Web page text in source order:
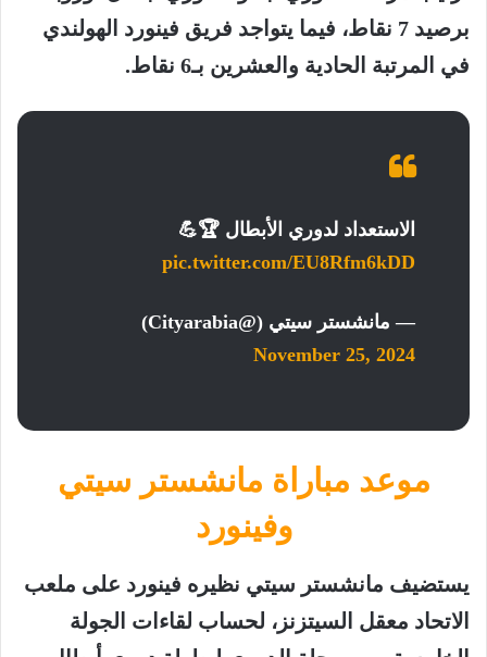
برصيد 7 نقاط، فيما يتواجد فريق فينورد الهولندي
في المرتبة الحادية والعشرين بـ6 نقاط.
الاستعداد لدوري الأبطال 🏆💪
pic.twitter.com/EU8Rfm6kDD
— مانشستر سيتي (@Cityarabia)
November 25, 2024
موعد مباراة مانشستر سيتي
وفينورد
يستضيف مانشستر سيتي نظيره فينورد على ملعب
الاتحاد معقل السيتزنز، لحساب لقاءات الجولة